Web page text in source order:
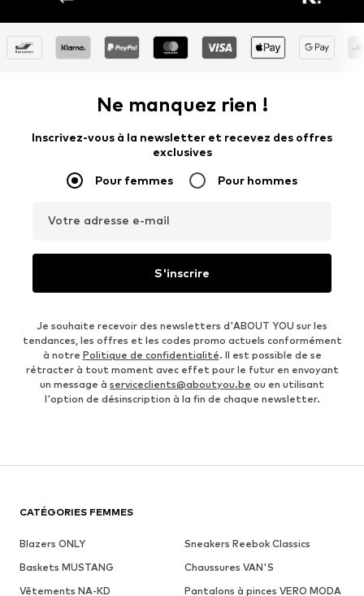
Ne manquez rien !
Inscrivez-vous à la newsletter et recevez des offres
exclusives
Pour femmes Pour hommes
Votre adresse e-mail
S'inscrire
Je souhaite recevoir des newsletters d'ABOUT YOU sur les
tendances, les offres et les codes promo actuels conformément
à notre Politique de confidentialité. Il est possible de se
rétracter à tout moment avec effet pour le futur en envoyant
un message à serviceclients@aboutyou.be ou en utilisant
l'option de désinscription à la fin de chaque newsletter.
CATÉGORIES FEMMES
Blazers ONLY
Sneakers Reebok Classics
Baskets MUSTANG
Chaussures VAN'S
Vêtements NA-KD
Pantalons à pinces VERO MODA